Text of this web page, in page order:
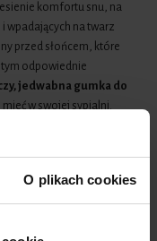
O plikach cookies
komfortu snu, na
wpadających na twarz
przed słońcem, które
tym odpowiednie
jedwabna gumka do
w swojej sypialni.
na
warto mieć na